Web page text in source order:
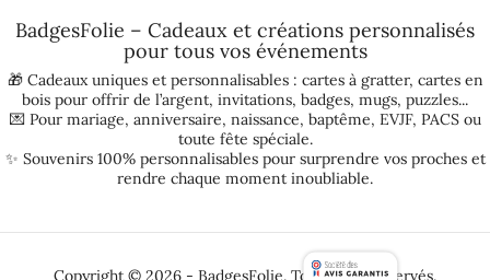
BadgesFolie – Cadeaux et créations personnalisés
pour tous vos événements
🎁 Cadeaux uniques et personnalisables : cartes à gratter, cartes en
bois pour offrir de l’argent, invitations, badges, mugs, puzzles...
💌 Pour mariage, anniversaire, naissance, baptême, EVJF, PACSou
toute fête spéciale.
✨ Souvenirs 100% personnalisables pour surprendre vos proches et
rendre chaque moment inoubliable.
Copyright © 2026 - BadgesFolie. Tous droits réservés.